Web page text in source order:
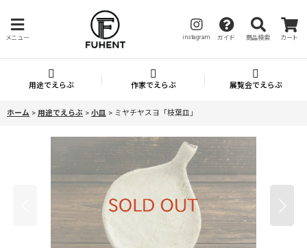
メニュー instagram ガイド 商品検索 カート
用途でえらぶ 作家でえらぶ 展覧会でえらぶ
ホーム > 用途でえらぶ > 小皿 > ミヤチヤスヨ「枝葉皿」